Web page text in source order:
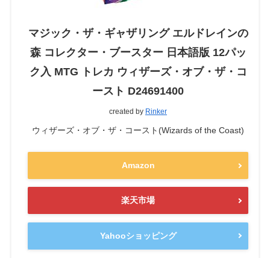
マジック・ザ・ギャザリング エルドレインの
森 コレクター・ブースター 日本語版 12パッ
ク入 MTG トレカ ウィザーズ・オブ・ザ・コ
ースト D24691400
created by Rinker
ウィザーズ・オブ・ザ・コースト(Wizards of the Coast)
Amazon
楽天市場
Yahooショッピング